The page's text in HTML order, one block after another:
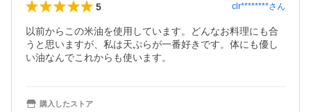
5 clr********さん
以前からこの米油を使用しています。どんなお料理にも合
うと思いますが、私は天ぷらが一番好きです。体にも優し
い油なんでこれからも使います。
購入したストア